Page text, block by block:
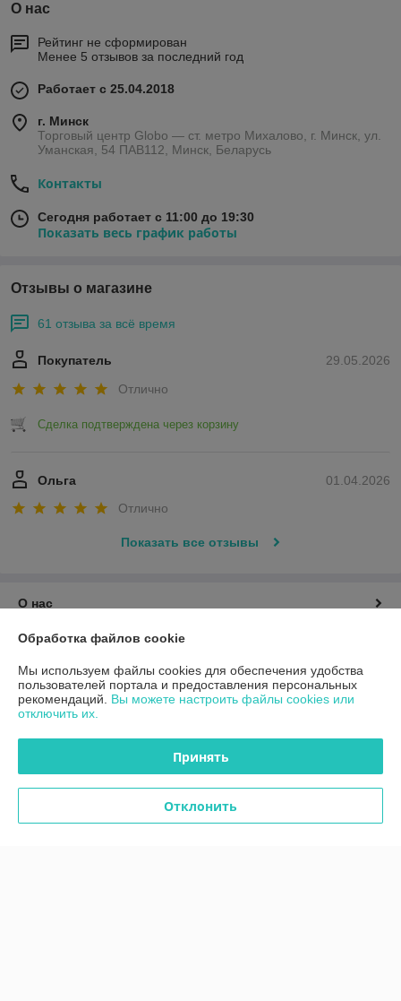
О нас
Рейтинг не сформирован
Менее 5 отзывов за последний год
Работает с 25.04.2018
г. Минск
Торговый центр Globo — ст. метро Михалово, г. Минск, ул.
Уманская, 54 ПАВ112, Минск, Беларусь
Контакты
Сегодня работает с 11:00 до 19:30
Показать весь график работы
Отзывы о магазине
61 отзыва за всё время
29.05.2026
Покупатель
Отлично
Сделка подтверждена через корзину
01.04.2026
Ольга
Отлично
Показать все отзывы
О нас
Контакты
Доставка и оплата
Полная версия сайта
Политика обработки cookies
Обработка файлов cookie
Мы используем файлы cookies для обеспечения удобства
пользователей портала и предоставления персональных
рекомендаций. Вы можете настроить файлы cookies или
отключить их.
Принять
Отклонить